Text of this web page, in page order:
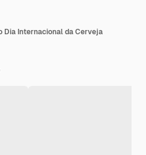
Dia Internacional da Cerveja